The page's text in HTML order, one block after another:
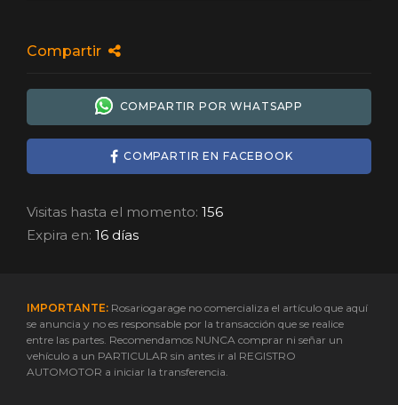
Compartir
COMPARTIR POR WHATSAPP
COMPARTIR EN FACEBOOK
Visitas hasta el momento: 156
Expira en: 16 días
IMPORTANTE: Rosariogarage no comercializa el artículo que aquí
se anuncia y no es responsable por la transacción que se realice
entre las partes. Recomendamos NUNCA comprar ni señar un
vehículo a un PARTICULAR sin antes ir al REGISTRO
AUTOMOTOR a iniciar la transferencia.